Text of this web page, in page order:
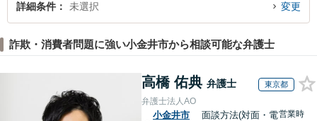
詳細条件 未選択 変更
詐欺・消費者問題に強い小金井市から相談可能な弁護士
高橋 佑典 弁護士 東京都
弁護士法人AO
小金井市
面談方法(対面・電営業時